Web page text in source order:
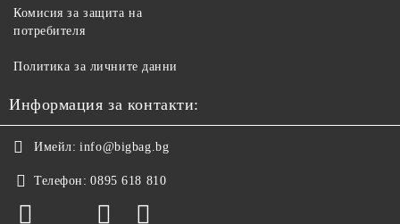
Комисия за защита на
потребителя
Политика за личните данни
Информация за контакти:
Имейл: info@bigbag.bg
Телефон: 0895 618 810